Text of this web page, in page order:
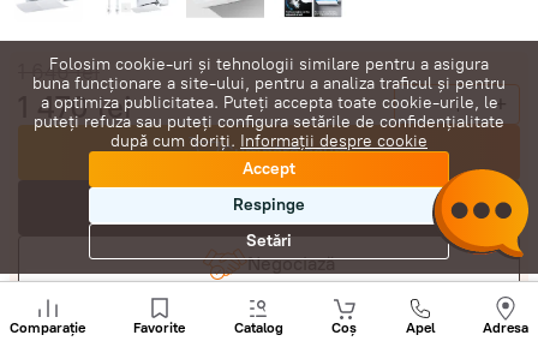
1 646lei
1 470lei - +
Cumpără acum
În coș
Negociază
Comparație Favorite Catalog Coș Apel Adresa
Sunați
+
Folosim cookie-uri și tehnologii similare pentru a asigura
buna funcționare a site-ului, pentru a analiza traficul și pentru
a optimiza publicitatea. Puteți accepta toate cookie-urile, le
puteți refuza sau puteți configura setările de confidențialitate
după cum doriți. Informații despre cookie
Accept
Respinge
Setări